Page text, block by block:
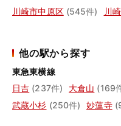
川崎市中原区 (545件) 川
他の駅から探す
東急東横線
日吉 (237件) 大倉山 (169
武蔵小杉 (250件) 妙蓮寺